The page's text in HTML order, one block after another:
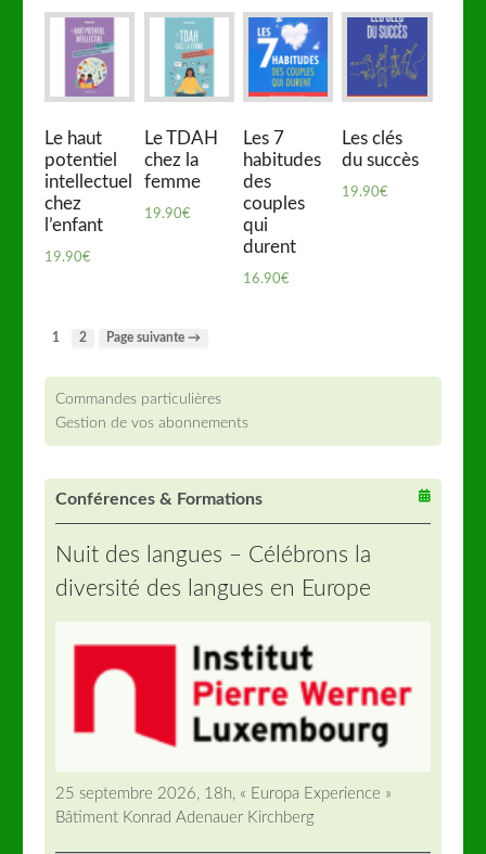
Le haut
potentiel
intellectuel
chez
l’enfant
19.90€
Le TDAH
chez la
femme
19.90€
Les 7
habitudes
des
couples
qui
durent
16.90€
Les clés
du succès
19.90€
1 2 Page suivante →
Commandes particulières
Gestion de vos abonnements
Conférences & Formations
Nuit des langues – Célébrons la
diversité des langues en Europe
25 septembre 2026, 18h, « Europa Experience »
Bâtiment Konrad Adenauer Kirchberg